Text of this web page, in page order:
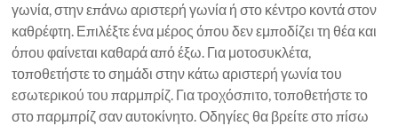
γωνία, στην επάνω αριστερή γωνία ή στο κέντρο κοντά στον
καθρέφτη. Επιλέξτε ένα μέρος όπου δεν εμποδίζει τη θέα και
όπου φαίνεται καθαρά από έξω. Για μοτοσυκλέτα,
τοποθετήστε το σημάδι στην κάτω αριστερή γωνία του
εσωτερικού του παρμπρίζ. Για τροχόσπιτο, τοποθετήστε το
στο παρμπρίζ σαν αυτοκίνητο. Οδηγίες θα βρείτε στο πίσω